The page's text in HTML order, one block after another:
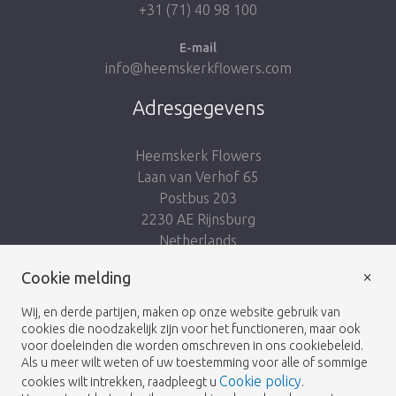
+31 (71) 40 98 100
E-mail
info@heemskerkflowers.com
Adresgegevens
Heemskerk Flowers
Laan van Verhof 65
Postbus 203
2230 AE Rijnsburg
Netherlands
© 2026 -Heemskerk Flowers Algemene voorwaarden
Cookie melding
Wij, en derde partijen, maken op onze website gebruik van
cookies die noodzakelijk zijn voor het functioneren, maar ook
voor doeleinden die worden omschreven in ons cookiebeleid.
Als u meer wilt weten of uw toestemming voor alle of sommige
cookies wilt intrekken, raadpleegt u Cookie policy.
×